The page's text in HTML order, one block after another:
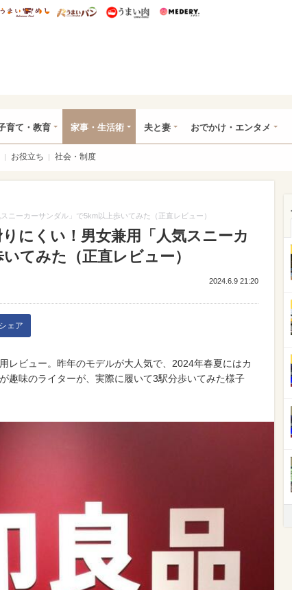
研 ディズニー特集
mimot. うまいめし うまいパン うまい肉
育て・教育 家事・生活術 夫と妻 おでかけ・エンタメ
お役立ち 社会・制度
ニーカーサンダル」で5km以上歩いてみた（正直レビュー）
りにくい！男女兼用「人気スニーカ
てみた（正直レビュー）
2024.6.9 21:20
ェア
レビュー。昨年のモデルが大人気で、2024年春夏にはカ
趣味のライターが、実際に履いて3駅分歩いてみた様子